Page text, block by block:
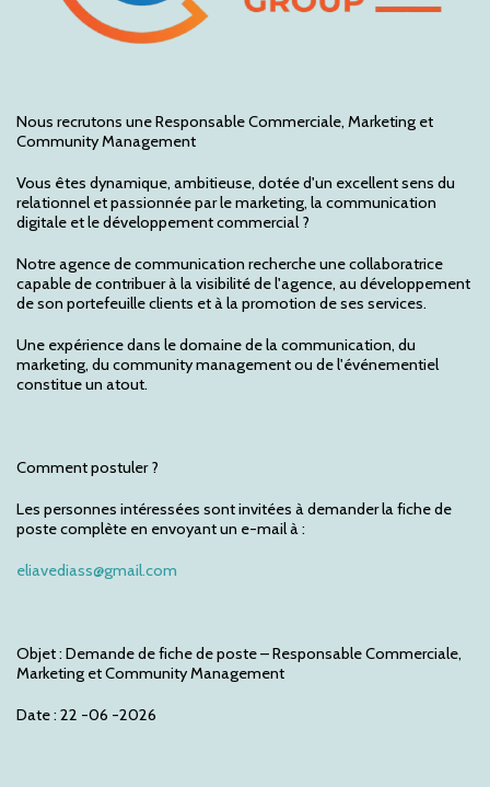
Nous recrutons une Responsable Commerciale, Marketing et
Community Management
Vous êtes dynamique, ambitieuse, dotée d'un excellent sens du
relationnel et passionnée par le marketing, la communication
digitale et le développement commercial ?
Notre agence de communication recherche une collaboratrice
capable de contribuer à la visibilité de l'agence, au développement
de son portefeuille clients et à la promotion de ses services.
Une expérience dans le domaine de la communication, du
marketing, du community management ou de l'événementiel
constitue un atout.
Comment postuler ?
Les personnes intéressées sont invitées à demander la fiche de
poste complète en envoyant un e-mail à :
eliavediass@gmail.com
Objet : Demande de fiche de poste – Responsable Commerciale,
Marketing et Community Management
Date : 22 -06 -2026